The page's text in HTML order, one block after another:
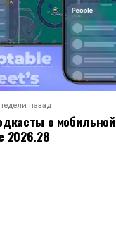
назад
о мобильной
2026.28